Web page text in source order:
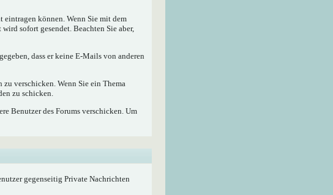
eintragen können. Wenn Sie mit dem
sofort gesendet. Beachten Sie aber,
dass er keine E-Mails von anderen
verschicken. Wenn Sie ein Thema
zu schicken.
Benutzer des Forums verschicken. Um
gegenseitig Private Nachrichten